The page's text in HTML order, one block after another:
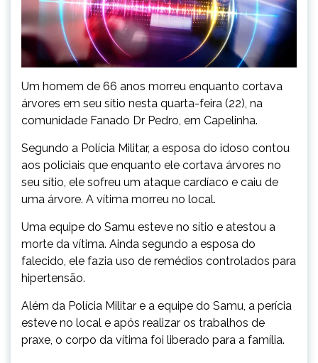
Um homem de 66 anos morreu enquanto cortava
árvores em seu sítio nesta quarta-feira (22), na
comunidade Fanado Dr Pedro, em Capelinha.
Segundo a Polícia Militar, a esposa do idoso contou
aos policiais que enquanto ele cortava árvores no
seu sítio, ele sofreu um ataque cardíaco e caiu de
uma árvore. A vítima morreu no local.
Uma equipe do Samu esteve no sítio e atestou a
morte da vítima. Ainda segundo a esposa do
falecido, ele fazia uso de remédios controlados para
hipertensão.
Além da Polícia Militar e a equipe do Samu, a perícia
esteve no local e após realizar os trabalhos de
praxe, o corpo da vítima foi liberado para a família.